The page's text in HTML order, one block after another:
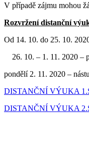
V případě zájmu mohou
Rozvržení distanční
Od 14. 10. do 25. 10.
10. – 1. 11. 2020 –
pondělí 2. 11. 2020 –
DISTANČNÍ VÝUKA
DISTANČNÍ VÝUKA